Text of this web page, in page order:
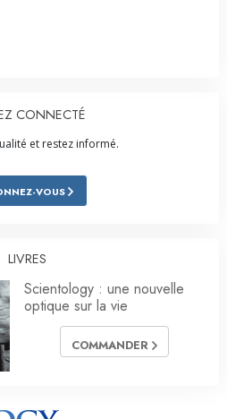
CONNECTÉ
et restez informé.
VOUS
LIVRES
Scientology : une nouvelle
optique sur la vie
COMMANDER